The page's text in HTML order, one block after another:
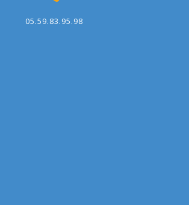
05.59.83.95.98